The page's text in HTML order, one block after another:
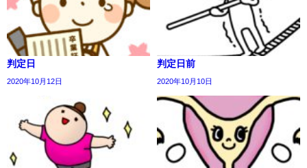
判定日
2020年10月12日
判定日前
2020年10月10日